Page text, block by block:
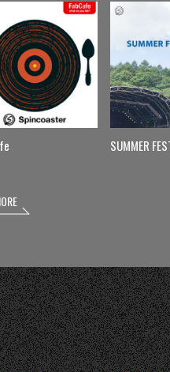
SUMMER